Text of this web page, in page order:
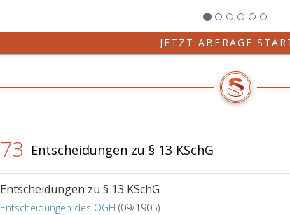
JETZT ABFRAGE
73 Entscheidungen zu § 13 KSchG
Entscheidungen zu § 13 KSchG
Entscheidungen des OGH (09/1905)